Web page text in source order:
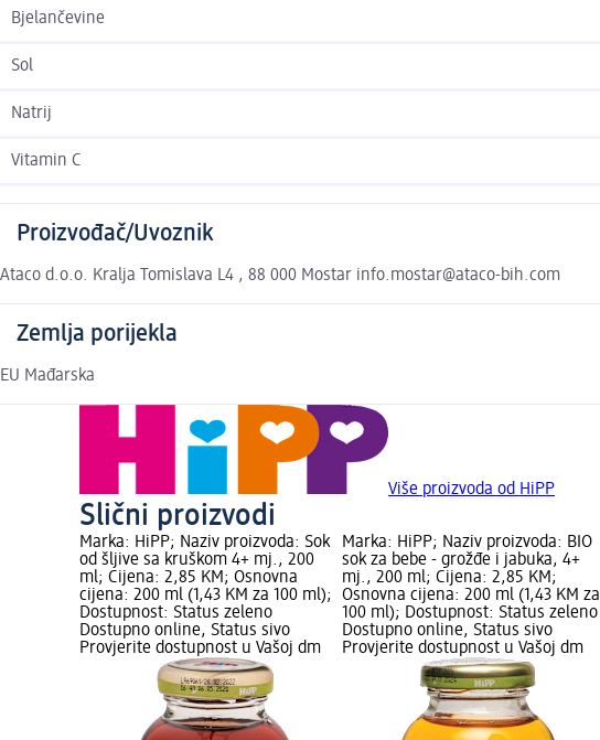
Bjelančevine
Sol
Natrij
Vitamin C
Proizvođač/Uvoznik
Ataco d.o.o. Kralja Tomislava L4 , 88 000 Mostar info.mostar@ataco-bih.com
Zemlja porijekla
EU Mađarska
Više proizvoda od HiPP
Slični proizvodi
Marka: HiPP; Naziv proizvoda: Sok
od šljive sa kruškom 4+ mj., 200
ml; Cijena: 2,85 KM; Osnovna
cijena: 200 ml (1,43 KM za 100 ml);
Dostupnost: Status zeleno
Dostupno online, Status sivo
Provjerite dostupnost u Vašoj dm
Marka: HiPP; Naziv proizvoda: BIO
sok za bebe - grožđe i jabuka, 4+
mj., 200 ml; Cijena: 2,85 KM;
Osnovna cijena: 200 ml (1,43 KM za
100 ml); Dostupnost: Status zeleno
Dostupno online, Status sivo
Provjerite dostupnost u Vašoj dm